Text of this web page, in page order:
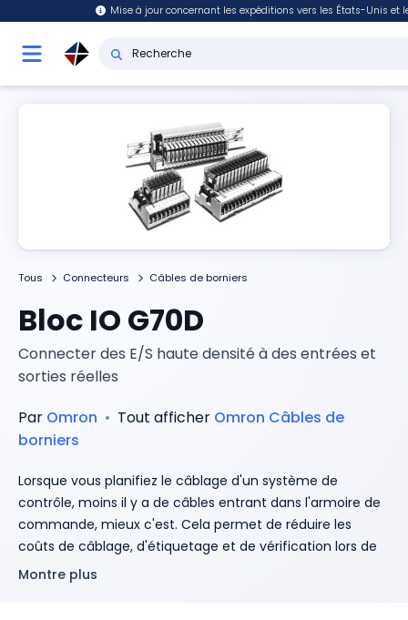
Mise à jour concernant les expéditions vers les États-Unis et
Tous Connecteurs Câbles de borniers
Bloc IO G70D
Connecter des E/S haute densité à des entrées et
sorties réelles
Par Omron • Tout afficher Omron Câbles de
borniers
Lorsque vous planifiez le câblage d'un système de
contrôle, moins il y a de câbles entrant dans l'armoire de
commande, mieux c'est. Cela permet de réduire les
coûts de câblage, d'étiquetage et de vérification lors de
l'installation et de simplifier le dépannage afin de réduire
Montre plus